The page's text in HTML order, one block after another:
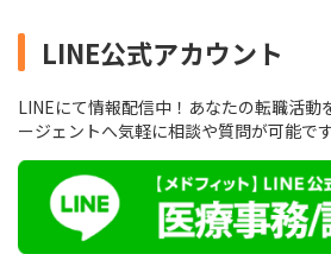
LINE公式アカウント
LINEにて情報配信中！あなたの転職活動
ージェントへ気軽に相談や質問が可能です